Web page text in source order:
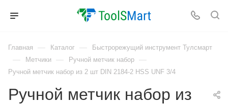
Главная — Каталог — Быстрорежущий инструмент Тулсмарт
— Метчики — Ручной метчик набор —
Ручной метчик набор из 2 шт DIN 2184-2 HSS UNF 3/4
Ручной метчик набор из